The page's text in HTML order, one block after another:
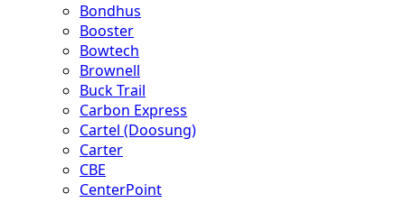
Bondhus
Booster
Bowtech
Brownell
Buck Trail
Carbon Express
Cartel (Doosung)
Carter
CBE
CenterPoint